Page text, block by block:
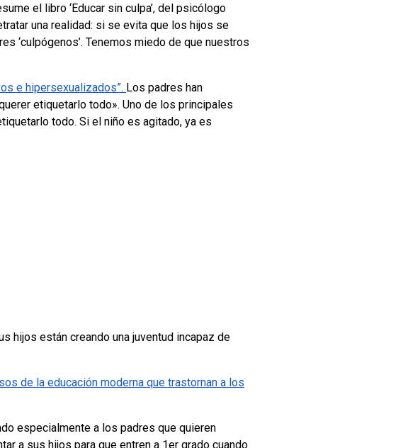
el libro ‘Educar sin culpa’, del psicólogo
una realidad: si se evita que los hijos se
‘culpógenos’. Tenemos miedo de que nuestros
e hipersexualizados”. Los padres han
etiquetarlo todo». Uno de los principales
todo. Si el niño es agitado, ya es
hijos están creando una juventud incapaz de
de la educación moderna que trastornan a los
especialmente a los padres que quieren
a sus hijos para que entren a 1er grado cuando